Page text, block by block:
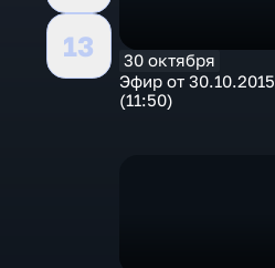
13
30 октября
Эфир от 30.10.2015
(11:50)